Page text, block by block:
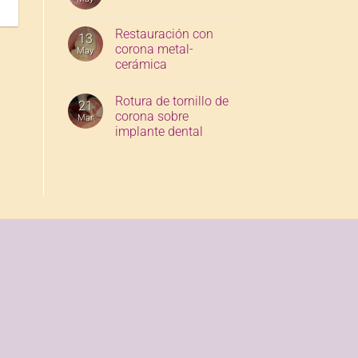
13
May
Restauración con
corona metal-
cerámica
21
Mar
Rotura de tornillo de
corona sobre
implante dental